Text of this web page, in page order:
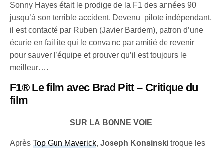
Sonny Hayes était le prodige de la F1 des années 90
jusqu’à son terrible accident. Devenu pilote indépendant,
il est contacté par Ruben (Javier Bardem), patron d’une
écurie en faillite qui le convainc par amitié de revenir
pour sauver l’équipe et prouver qu’il est toujours le
meilleur….
F1® Le film avec Brad Pitt – Critique du
film
SUR LA BONNE VOIE
AprèsTop Gun Maverick,Joseph Konsinski troque les